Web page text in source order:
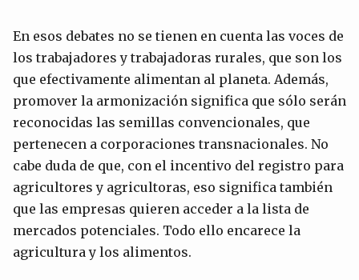
En esos debates no se tienen en cuenta las voces de
los trabajadores y trabajadoras rurales, que son los
que efectivamente alimentan al planeta. Además,
promover la armonización significa que sólo serán
reconocidas las semillas convencionales, que
pertenecen a corporaciones transnacionales. No
cabe duda de que, con el incentivo del registro para
agricultores y agricultoras, eso significa también
que las empresas quieren acceder a la lista de
mercados potenciales. Todo ello encarece la
agricultura y los alimentos.